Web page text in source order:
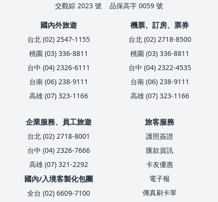
交觀綜 2023 號
品保高字 0059 號
國內外旅遊
台北 (02) 2547-1155
桃園 (03) 336-8811
台中 (04) 2326-6111
台南 (06) 238-9111
高雄 (07) 323-1166
機票、訂房、票券
台北 (02) 2718-8500
桃園 (03) 336-8811
台中 (04) 2322-4535
台南 (06) 238-9111
高雄 (07) 323-1166
企業服務、員工旅遊
台北 (02) 2718-8001
台中 (04) 2326-7666
高雄 (07) 321-2292
國內/入境客製化包團
全台 (02) 6609-7100
旅客服務
護照簽證
匯款資訊
卡友優惠
電子報
傳真刷卡單